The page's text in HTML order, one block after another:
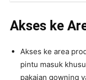
Akses ke
Akses ke area
pintu masuk
pakaian gowning